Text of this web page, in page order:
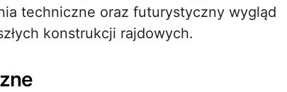
techniczne oraz futurystyczny wygląd
konstrukcji rajdowych.